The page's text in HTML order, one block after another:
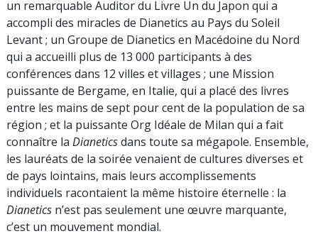
un remarquable Auditor du Livre Un du Japon qui a
accompli des miracles de Dianetics au Pays du Soleil
Levant ; un Groupe de Dianetics en Macédoine du Nord
qui a accueilli plus de 13 000 participants à des
conférences dans 12 villes et villages ; une Mission
puissante de Bergame, en Italie, qui a placé des livres
entre les mains de sept pour cent de la population de sa
région ; et la puissante Org Idéale de Milan qui a fait
connaître la Dianeticsdans toute sa mégapole. Ensemble,
les lauréats de la soirée venaient de cultures diverses et
de pays lointains, mais leurs accomplissements
individuels racontaient la même histoire éternelle : la
Dianetics n’est pas seulement une œuvre marquante,
c’est un mouvement mondial.